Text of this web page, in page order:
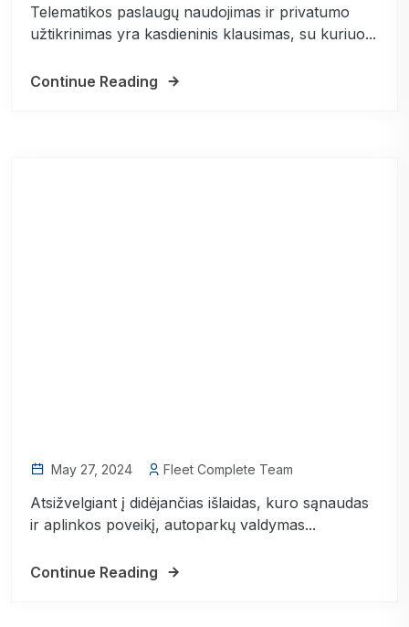
Telematikos paslaugų naudojimas ir privatumo
užtikrinimas yra kasdieninis klausimas, su kuriuo...
Continue Reading
May 27, 2024 Fleet Complete Team
Atsižvelgiant į didėjančias išlaidas, kuro sąnaudas
ir aplinkos poveikį, autoparkų valdymas...
Continue Reading